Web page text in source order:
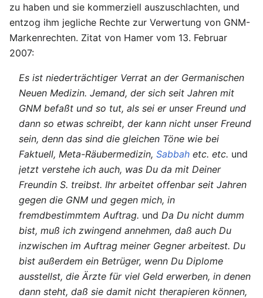
zu haben und sie kommerziell auszuschlachten, und
entzog ihm jegliche Rechte zur Verwertung von GNM-
Markenrechten. Zitat von Hamer vom 13. Februar
2007:
Es ist niederträchtiger Verrat an der Germanischen
Neuen Medizin. Jemand, der sich seit Jahren mit
GNM befaßt und so tut, als sei er unser Freund und
dann so etwas schreibt, der kann nicht unser Freund
sein, denn das sind die gleichen Töne wie bei
Faktuell, Meta-Räubermedizin, Sabbah etc. etc. und
jetzt verstehe ich auch, was Du da mit Deiner
Freundin S. treibst. Ihr arbeitet offenbar seit Jahren
gegen die GNM und gegen mich, in
fremdbestimmtem Auftrag. und Da Du nicht dumm
bist, muß ich zwingend annehmen, daß auch Du
inzwischen im Auftrag meiner Gegner arbeitest. Du
bist außerdem ein Betrüger, wenn Du Diplome
ausstellst, die Ärzte für viel Geld erwerben, in denen
dann steht, daß sie damit nicht therapieren können,